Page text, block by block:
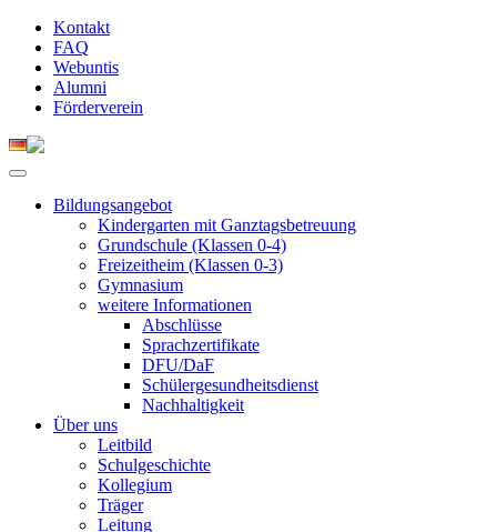
Kontakt
FAQ
Webuntis
Alumni
Förderverein
Bildungsangebot
Kindergarten mit Ganztagsbetreuung
Grundschule (Klassen 0-4)
Freizeitheim (Klassen 0-3)
Gymnasium
weitere Informationen
Abschlüsse
Sprachzertifikate
DFU/DaF
Schülergesundheitsdienst
Nachhaltigkeit
Über uns
Leitbild
Schulgeschichte
Kollegium
Träger
Leitung